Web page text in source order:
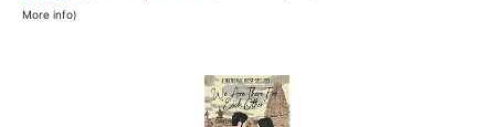
More info)